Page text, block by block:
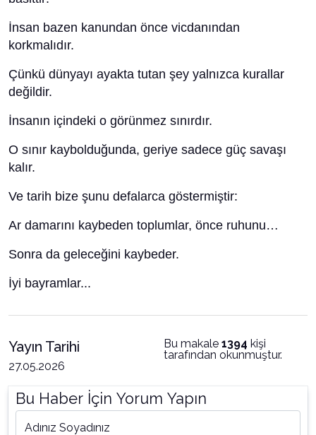
İnsan bazen kanundan önce vicdanından
korkmalıdır.
Çünkü dünyayı ayakta tutan şey yalnızca kurallar
değildir.
İnsanın içindeki o görünmez sınırdır.
O sınır kaybolduğunda, geriye sadece güç savaşı
kalır.
Ve tarih bize şunu defalarca göstermiştir:
Ar damarını kaybeden toplumlar, önce ruhunu…
Sonra da geleceğini kaybeder.
İyi bayramlar...
Yayın Tarihi
27.05.2026
Bu makale 1394 kişi
tarafından okunmuştur.
Bu Haber İçin Yorum Yapın
Adınız Soyadınız